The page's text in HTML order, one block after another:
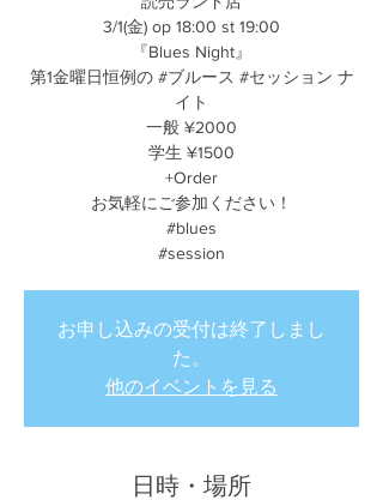
3/1(金) op 18:00 st 19:00
『Blues Night』
第1金曜日恒例の #ブルース #セッション ナ
イト
一般 ¥2000
学生 ¥1500
+Order
お気軽にご参加ください！
#blues
#session
お申し込みの受付は終了しまし
た。
他のイベントを見る
日時・場所